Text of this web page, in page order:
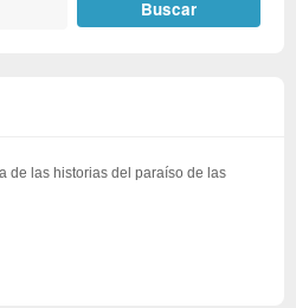
de las historias del paraíso de las